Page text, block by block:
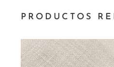
PRODUCTOS